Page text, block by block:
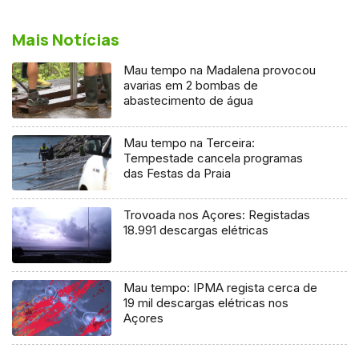
Mais Notícias
Mau tempo na Madalena provocou
avarias em 2 bombas de
abastecimento de água
Mau tempo na Terceira:
Tempestade cancela programas
das Festas da Praia
Trovoada nos Açores: Registadas
18.991 descargas elétricas
Mau tempo: IPMA regista cerca de
19 mil descargas elétricas nos
Açores